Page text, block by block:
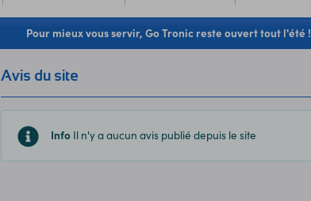
Pour mieux vous servir, Go Tronic reste ouvert tout l'été !
Avis du site
Info Il n'y a aucun avis publié depuis le site